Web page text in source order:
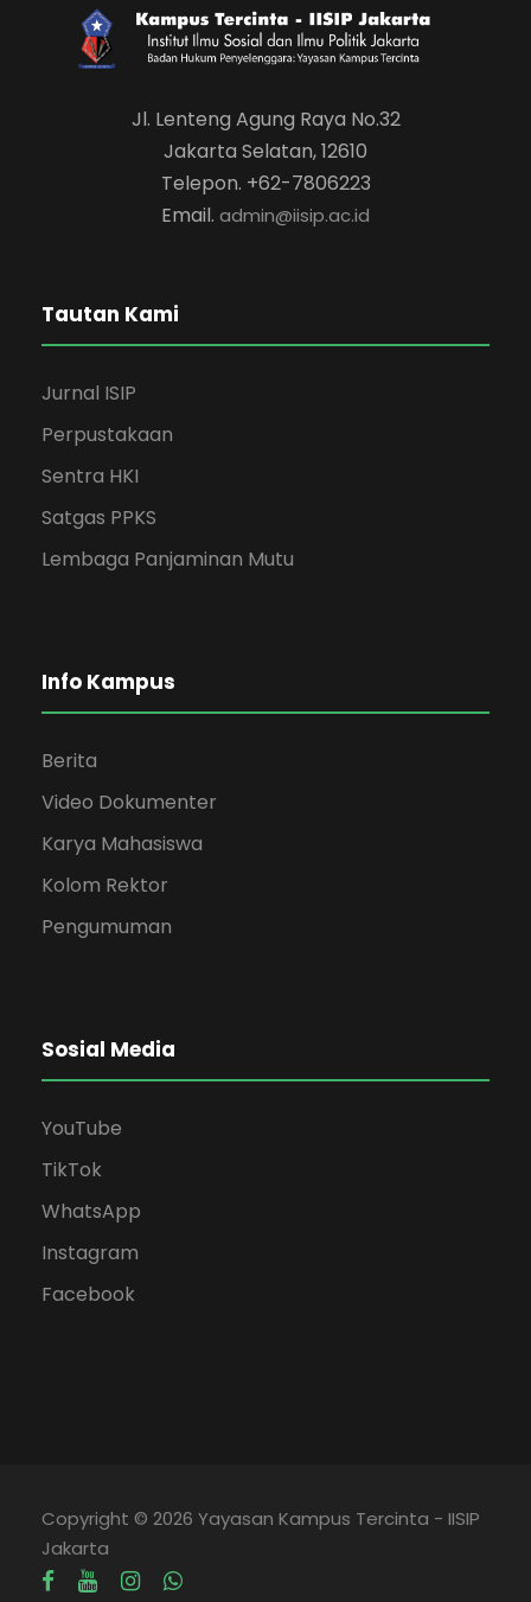
Jl. Lenteng Agung Raya No.32
Jakarta Selatan, 12610
Telepon. +62-7806223
Email. admin@iisip.ac.id
Tautan Kami
Jurnal ISIP
Perpustakaan
Sentra HKI
Satgas PPKS
Lembaga Panjaminan Mutu
Info Kampus
Berita
Video Dokumenter
Karya Mahasiswa
Kolom Rektor
Pengumuman
Sosial Media
YouTube
TikTok
WhatsApp
Instagram
Facebook
Copyright © 2026 Yayasan Kampus Tercinta - IISIP
Jakarta